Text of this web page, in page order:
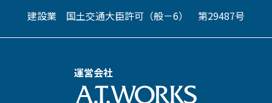
建設業 国土交通大臣許可（般－6） 第29487号
運営会社